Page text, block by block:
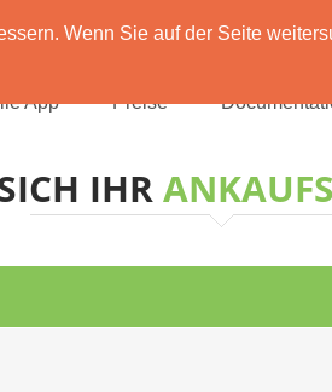
Wenn Sie auf der Seite
App Preise
IHR